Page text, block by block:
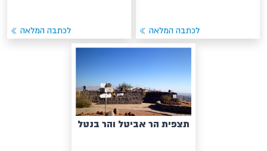
לכתבה המלאה לכתבה המלאה
תצפית הר אביטל והר בנטל